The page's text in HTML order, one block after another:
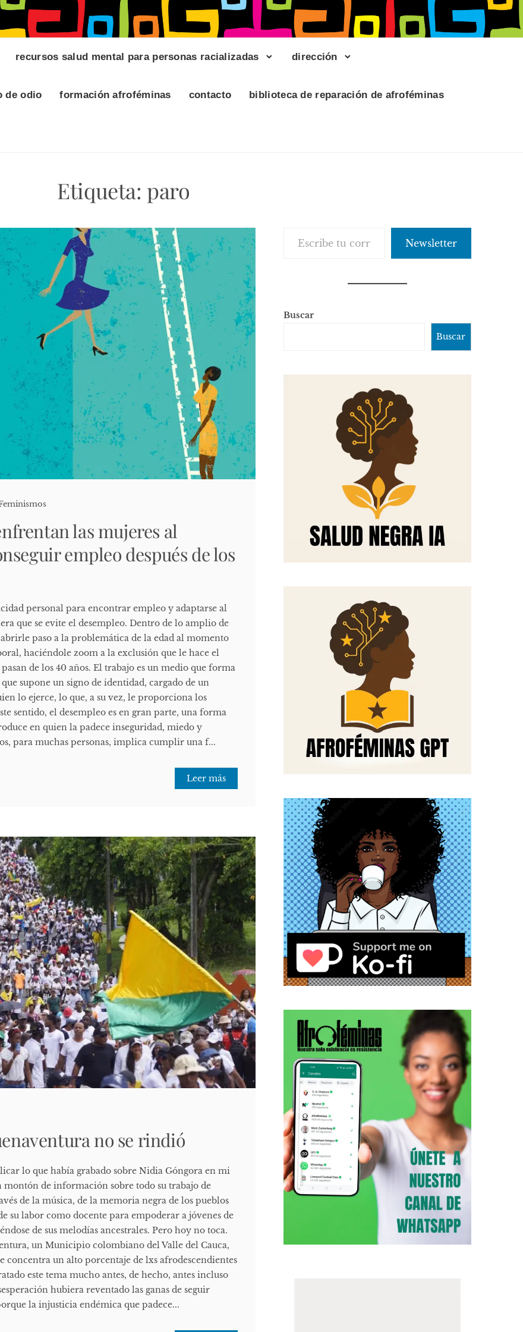
recursos salud mental para personas racializadas dirección
de odio formación afroféminas contacto biblioteca de reparación de afroféminas
Etiqueta: paro
las mujeres al
empleo después de los
personal para encontrar empleo y adaptarse al
que se evite el desempleo. Dentro de lo amplio de
paso a la problemática de la edad al momento
haciéndole zoom a la exclusión que le hace el
de los 40 años. El trabajo es un medio que forma
supone un signo de identidad, cargado de un
lo ejerce, lo que, a su vez, le proporciona los
sentido, el desempleo es en gran parte, una forma
en quien la padece inseguridad, miedo y
para muchas personas, implica cumplir una f...
Leer más
no se rindió
lo que había grabado sobre Nidia Góngora en mi
montón de información sobre todo su trabajo de
de la música, de la memoria negra de los pueblos
su labor como docente para empoderar a jóvenes de
de sus melodías ancestrales. Pero hoy no toca.
un Municipio colombiano del Valle del Cauca,
concentra un alto porcentaje de lxs afrodescendientes
este tema mucho antes, de hecho, antes incluso
hubiera reventado las ganas de seguir
la injusticia endémica que padece...
Newsletter
Buscar
Buscar